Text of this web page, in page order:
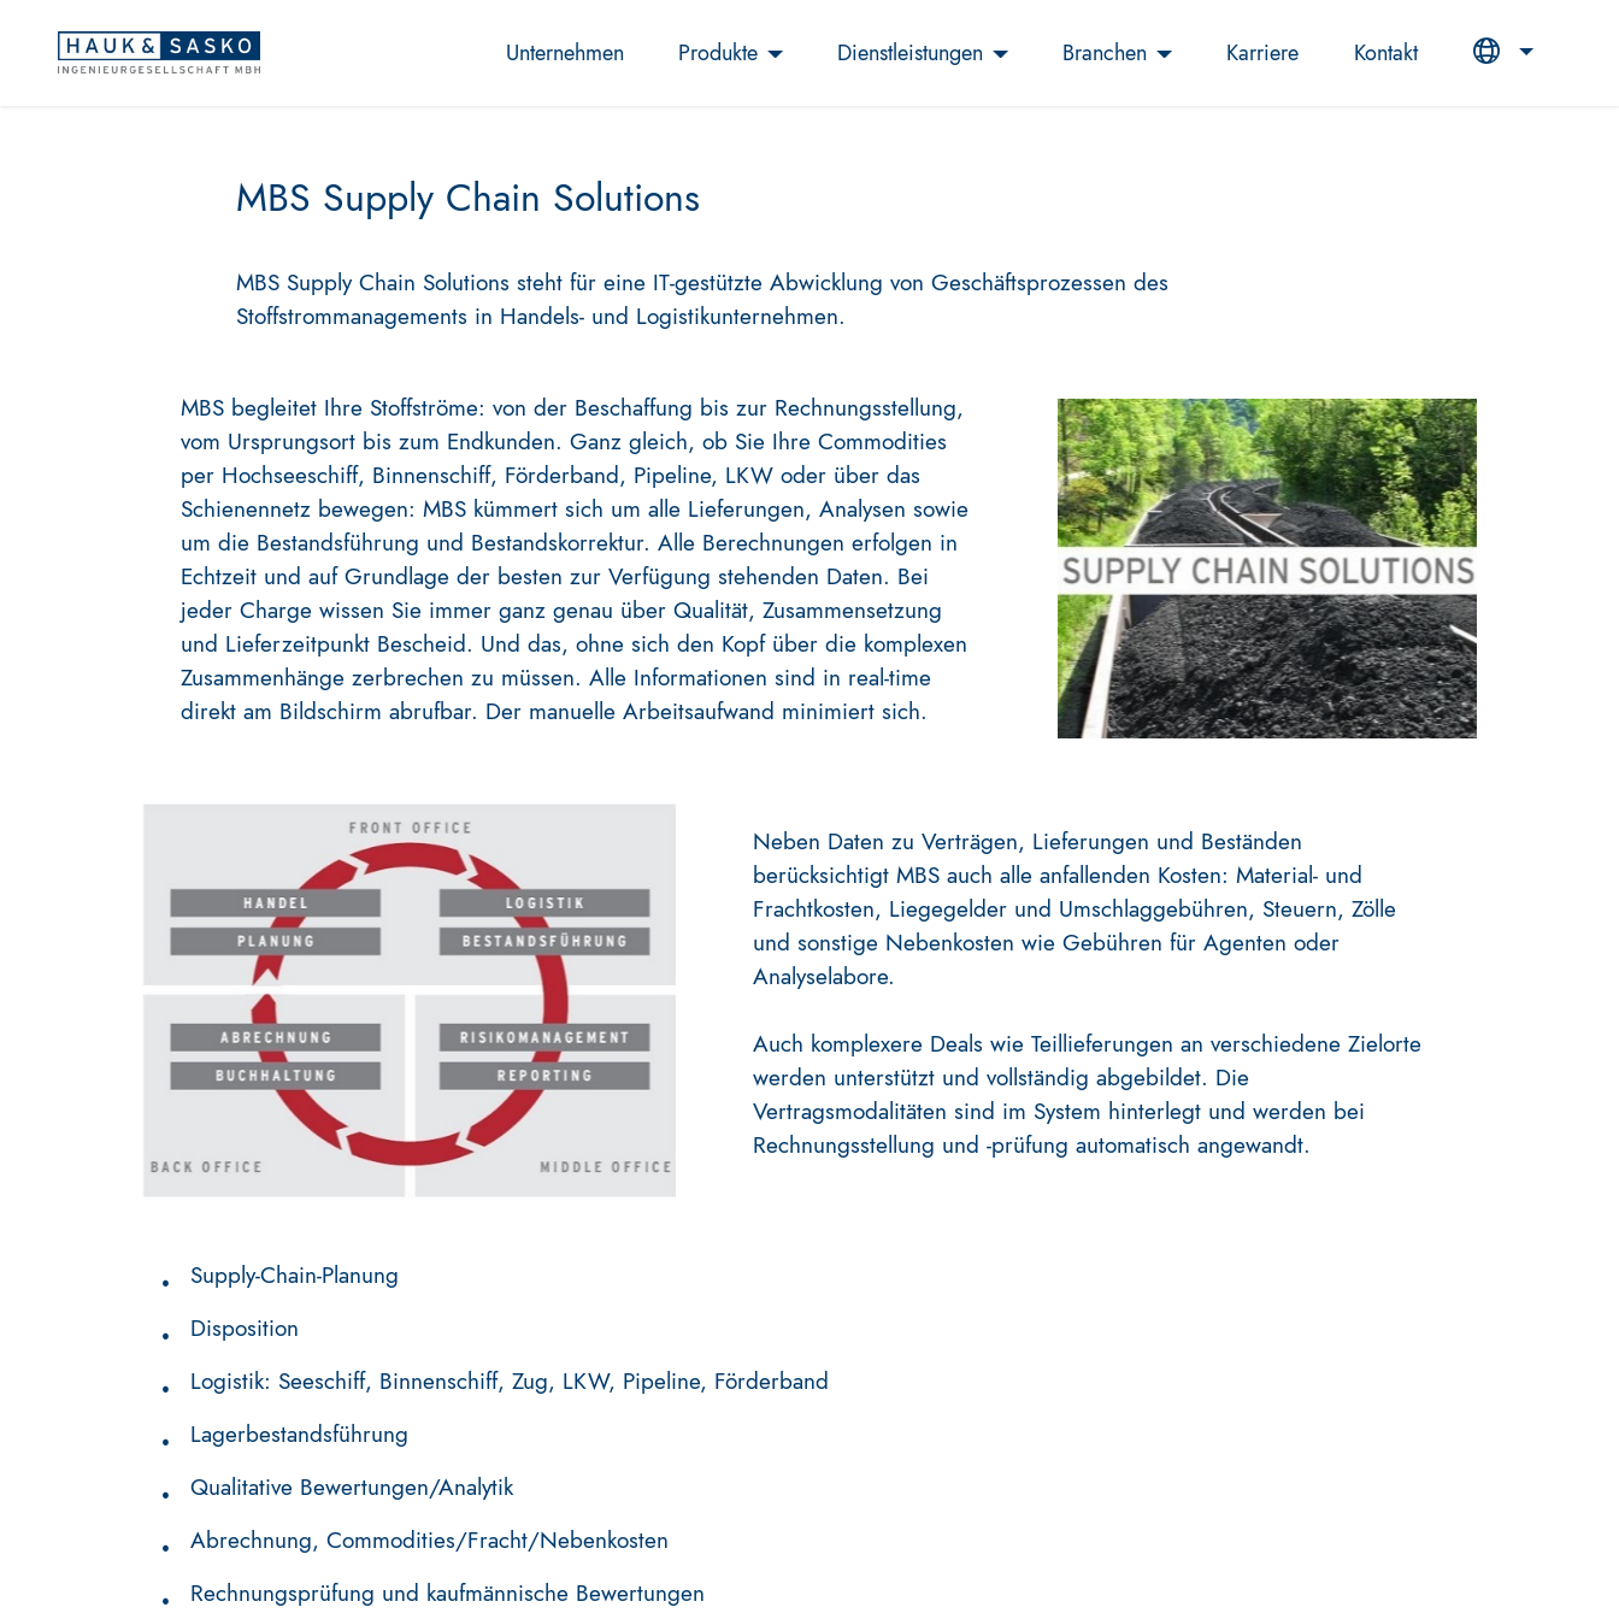
Unternehmen Produkte Dienstleistungen Branchen Karriere Kontakt
MBS Supply Chain Solutions
MBS Supply Chain Solutions steht für eine IT-gestützte Abwicklung von Geschäftsprozessen des
Stoffstrommanagements in Handels- und Logistikunternehmen.
MBS begleitet Ihre Stoffströme: von der Beschaffung bis zur Rechnungsstellung,
vom Ursprungsort bis zum Endkunden. Ganz gleich, ob Sie Ihre Commodities
per Hochseeschiff, Binnenschiff, Förderband, Pipeline, LKW oder über das
Schienennetz bewegen: MBS kümmert sich um alle Lieferungen, Analysen sowie
um die Bestandsführung und Bestandskorrektur. Alle Berechnungen erfolgen in
Echtzeit und auf Grundlage der besten zur Verfügung stehenden Daten. Bei
jeder Charge wissen Sie immer ganz genau über Qualität, Zusammensetzung
und Lieferzeitpunkt Bescheid. Und das, ohne sich den Kopf über die komplexen
Zusammenhänge zerbrechen zu müssen. Alle Informationen sind in real-time
direkt am Bildschirm abrufbar. Der manuelle Arbeitsaufwand minimiert sich.
Neben Daten zu Verträgen, Lieferungen und Beständen
berücksichtigt MBS auch alle anfallenden Kosten: Material- und
Frachtkosten, Liegegelder und Umschlaggebühren, Steuern, Zölle
und sonstige Nebenkosten wie Gebühren für Agenten oder
Analyselabore.
Auch komplexere Deals wie Teillieferungen an verschiedene Zielorte
werden unterstützt und vollständig abgebildet. Die
Vertragsmodalitäten sind im System hinterlegt und werden bei
Rechnungsstellung und -prüfung automatisch angewandt.
Supply-Chain-Planung
Disposition
Logistik: Seeschiff, Binnenschiff, Zug, LKW, Pipeline, Förderband
Lagerbestandsführung
Qualitative Bewertungen/Analytik
Abrechnung, Commodities/Fracht/Nebenkosten
Rechnungsprüfung und kaufmännische Bewertungen